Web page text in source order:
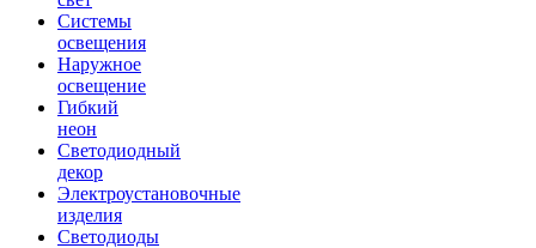
Системы
освещения
Наружное
освещение
Гибкий
неон
Светодиодный
декор
Электроустановочные
изделия
Светодиоды